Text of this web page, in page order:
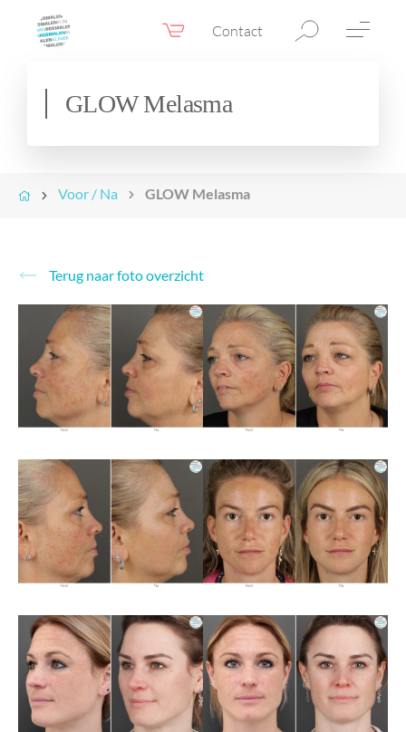
Contact
Webshop NL
Ooglidcorrectie
Confidence Booster®
Voor & na foto’s
Tarieven
Blogs
Over ons
GLOW Melasma
Voor / Na GLOW Melasma
Terug naar foto overzicht